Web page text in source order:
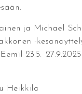
ja Michael
-
23.5.–27.9.2025
Heikkilä